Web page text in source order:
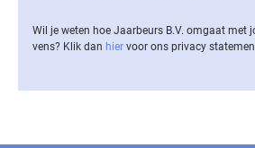
Wil je weten hoe Jaarbeurs B.V. omgaat met
vens? Klik dan hier voor ons privacy